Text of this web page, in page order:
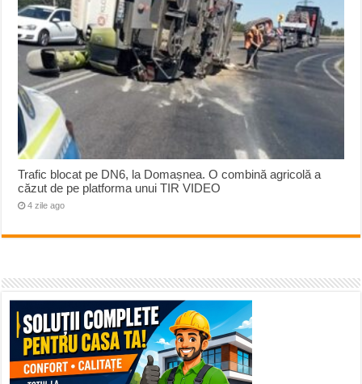
Trafic blocat pe DN6, la Domașnea. O combină agricolă a
căzut de pe platforma unui TIR VIDEO
4 zile ago